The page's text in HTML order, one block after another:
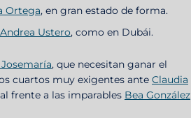
Ortega, en gran estado de forma.
Andrea Ustero, como en Dubái.
, que necesitan ganar el
cuartos muy exigentes ante Claudia
frente a las imparables Bea González